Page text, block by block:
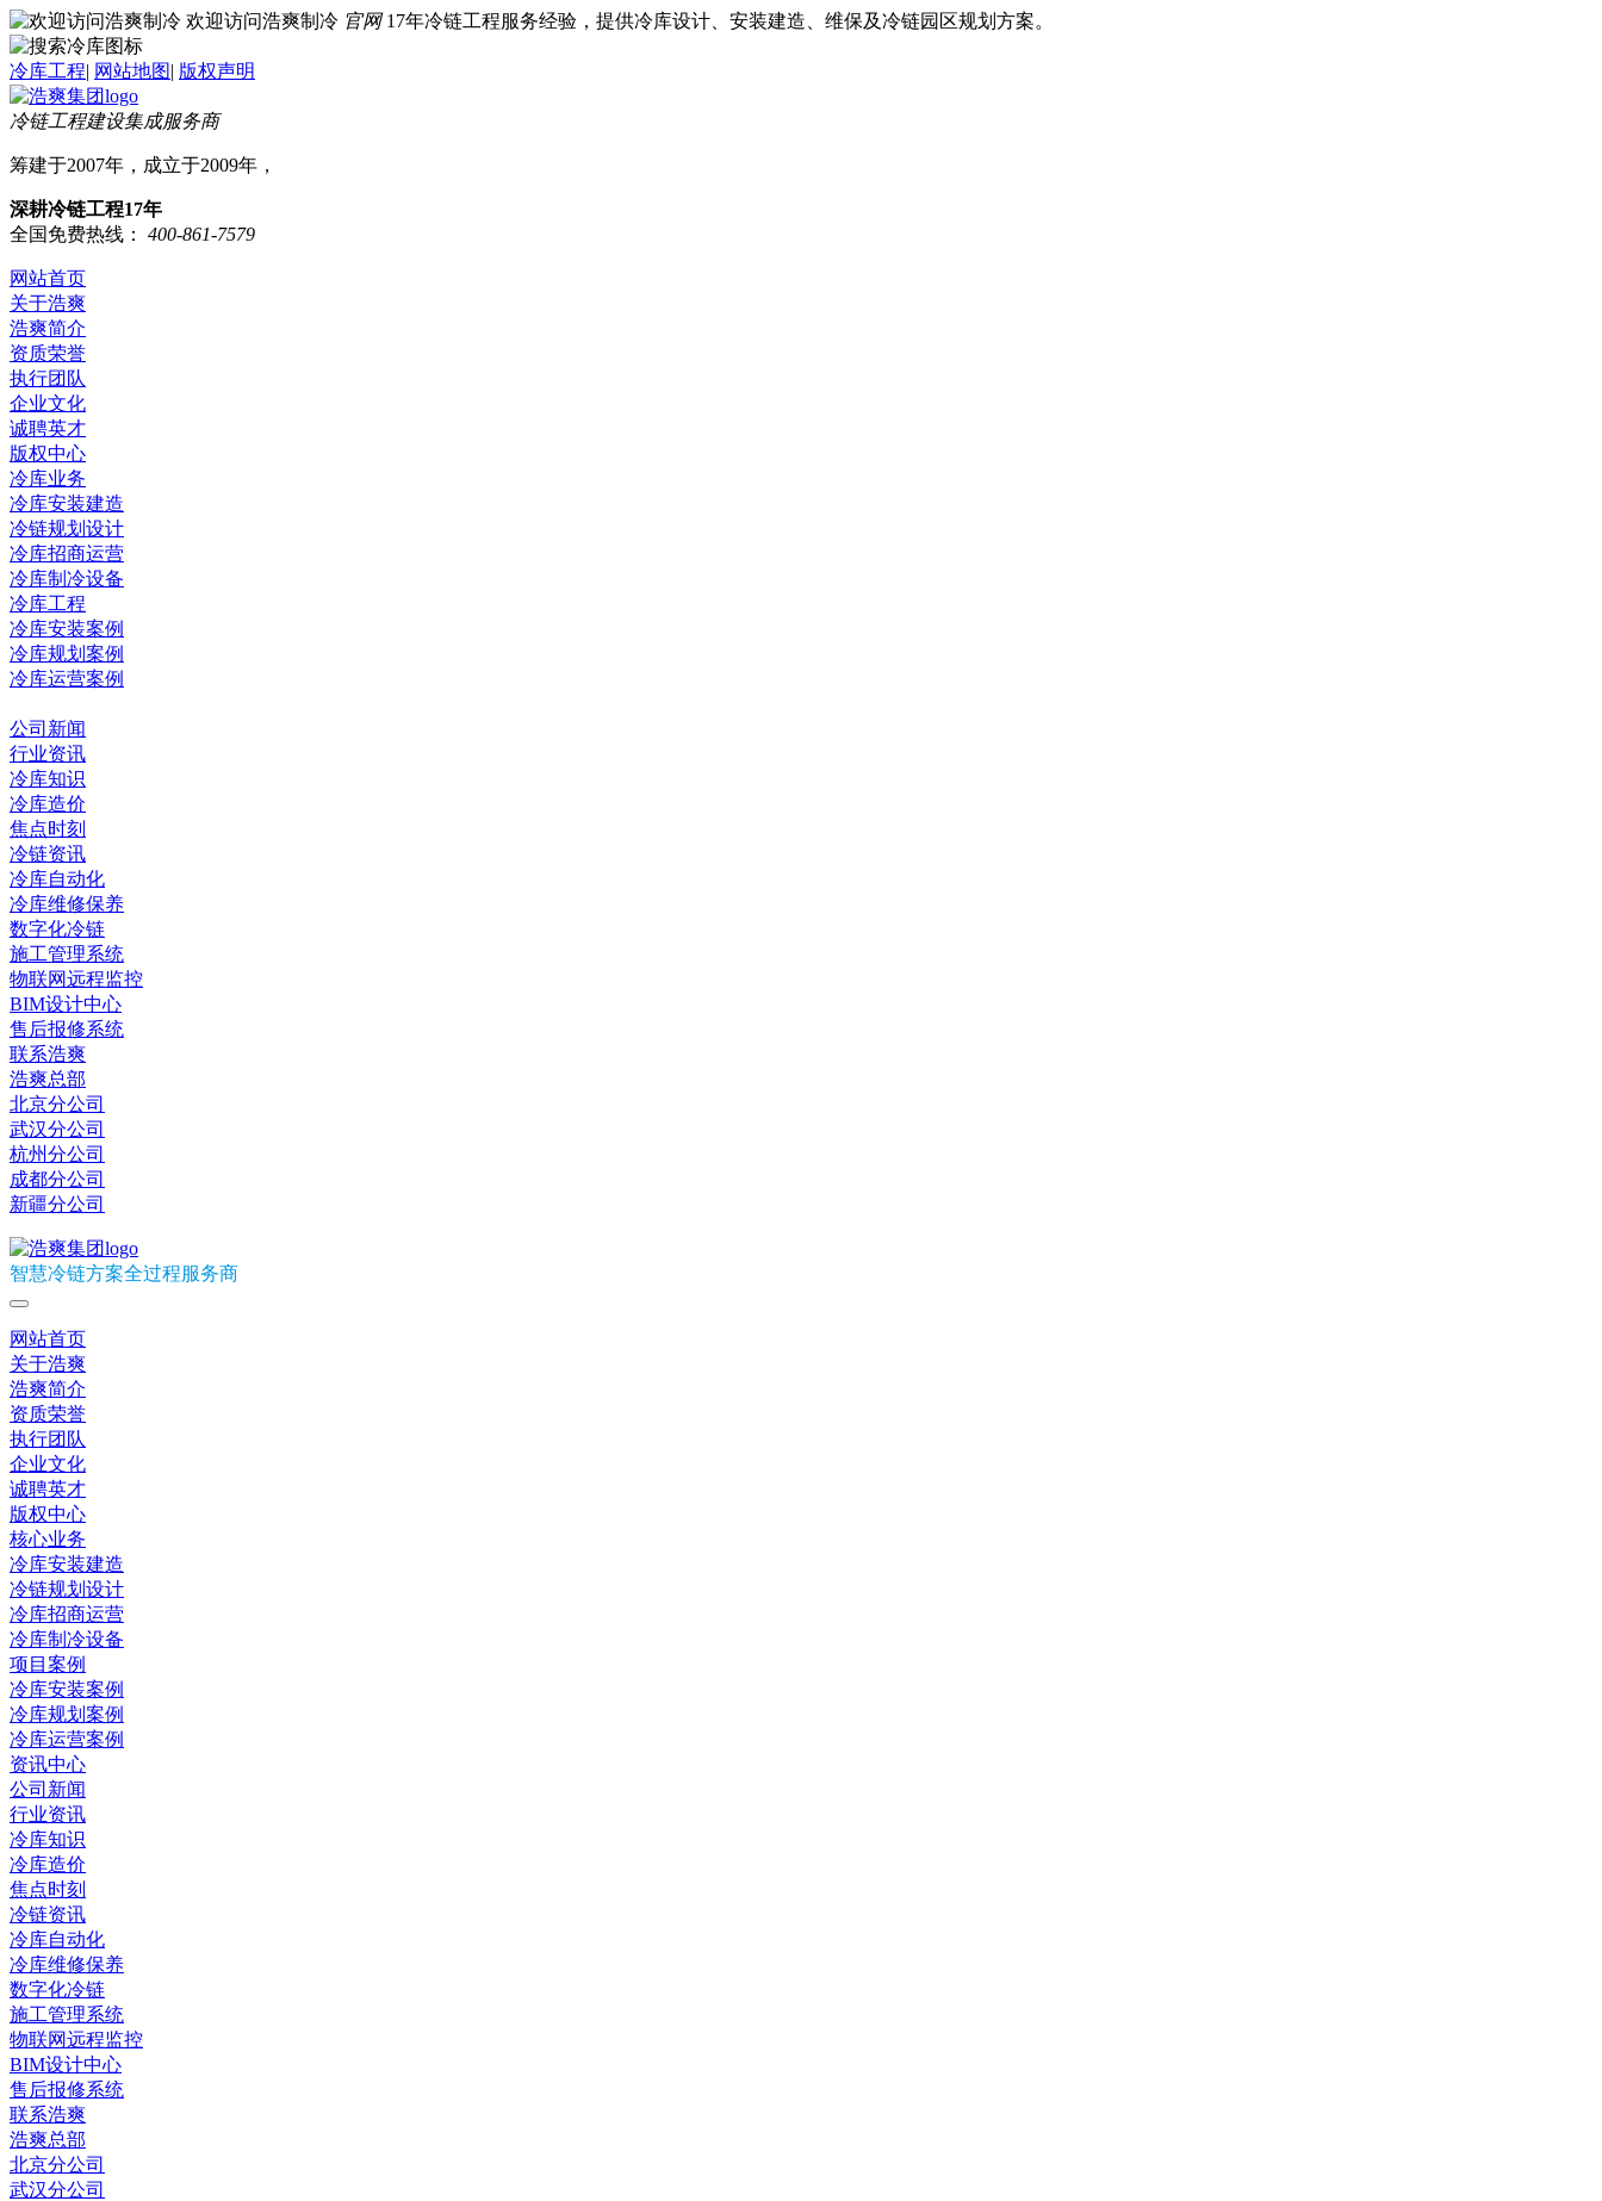
欢迎访问浩爽制冷 官网 17年冷链工程服务经验，提供冷库设计、安装建造、维保及冷链园区规划方案。
冷库工程| 网站地图| 版权声明
冷链工程建设集成服务商
筹建于2007年，成立于2009年，
深耕冷链工程17年
全国免费热线：
400-861-7579
网站首页
关于浩爽
浩爽简介
资质荣誉
执行团队
企业文化
诚聘英才
版权中心
冷库业务
冷库安装建造
冷链规划设计
冷库招商运营
冷库制冷设备
冷库工程
冷库安装案例
冷库规划案例
冷库运营案例
公司新闻
行业资讯
冷库知识
冷库造价
焦点时刻
冷链资讯
冷库自动化
冷库维修保养
数字化冷链
施工管理系统
物联网远程监控
BIM设计中心
售后报修系统
联系浩爽
浩爽总部
北京分公司
武汉分公司
杭州分公司
成都分公司
新疆分公司
智慧冷链方案全过程服务商
网站首页
关于浩爽
浩爽简介
资质荣誉
执行团队
企业文化
诚聘英才
版权中心
核心业务
冷库安装建造
冷链规划设计
冷库招商运营
冷库制冷设备
项目案例
冷库安装案例
冷库规划案例
冷库运营案例
资讯中心
公司新闻
行业资讯
冷库知识
冷库造价
焦点时刻
冷链资讯
冷库自动化
冷库维修保养
数字化冷链
施工管理系统
物联网远程监控
BIM设计中心
售后报修系统
联系浩爽
浩爽总部
北京分公司
武汉分公司